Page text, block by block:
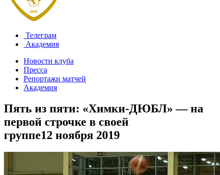
Телеграм
Академия
Новости клуба
Пресса
Репортажи матчей
Академия
Пять из пяти: «Химки-ДЮБЛ» — на
первой строчке в своей
группе12 ноября 2019